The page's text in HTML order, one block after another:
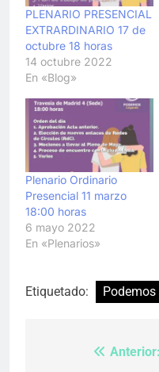
PLENARIO PRESENCIAL
EXTRARDINARIO 17 de
octubre 18 horas
14 octubre 2022
En «Blog»
Plenario Ordinario
Presencial 11 marzo
18:00 horas
6 mayo 2022
En «Plenarios»
Etiquetado:
Navegación
Anterior: